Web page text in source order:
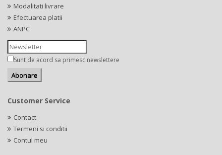
Modalitati livrare
Efectuarea platii
ANPC
Sunt de acord sa primesc newslettere
Customer Service
Contact
Termeni si conditii
Contul meu